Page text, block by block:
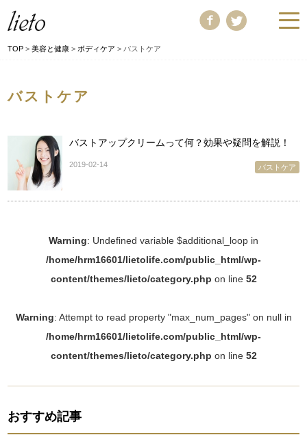
TOP >美容と健康 > ボディケア > バストケア
バストケア
バストアップクリームって何？効果や疑問を解説！
2019-02-14 バストケア
Warning: Undefined variable $additional_loop in
/home/hrm16601/lietolife.com/public_html/wp-
content/themes/lieto/category.php on line 52
Warning: Attempt to read property "max_num_pages" on null in
/home/hrm16601/lietolife.com/public_html/wp-
content/themes/lieto/category.php on line 52
おすすめ記事